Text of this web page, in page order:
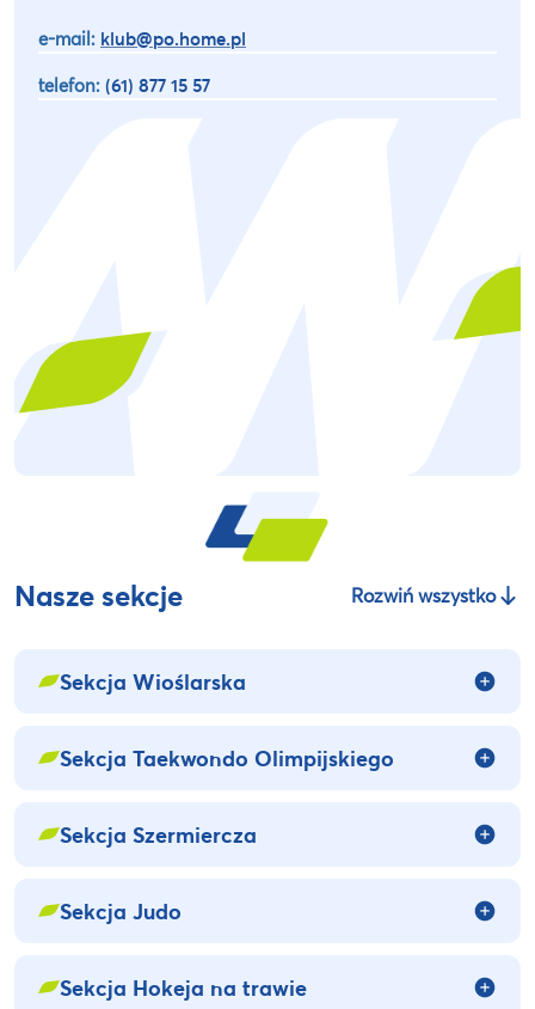
e-mail: klub@po.home.pl
telefon: (61) 877 15 57
Nasze sekcje Rozwiń wszystko
Sekcja Wioślarska
Sekcja Taekwondo Olimpijskiego
Sekcja Szermiercza
Sekcja Judo
Sekcja Hokeja na trawie